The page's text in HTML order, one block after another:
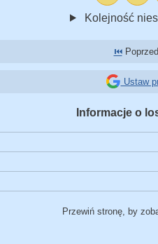
Kolejność
⏮️
Ustaw
Informacje o
Przewiń stronę, by